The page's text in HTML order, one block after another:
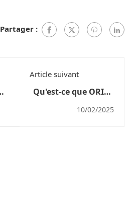
Partager :
Article suivant
Qu'est-ce que ORIAS
10/02/2025